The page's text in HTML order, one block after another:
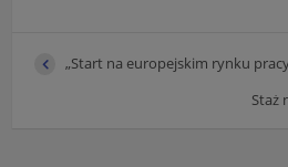
„Start na europejskim rynku
Staż